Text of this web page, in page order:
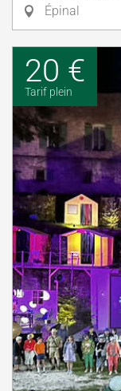
Épinal
20 €
Tarif plein